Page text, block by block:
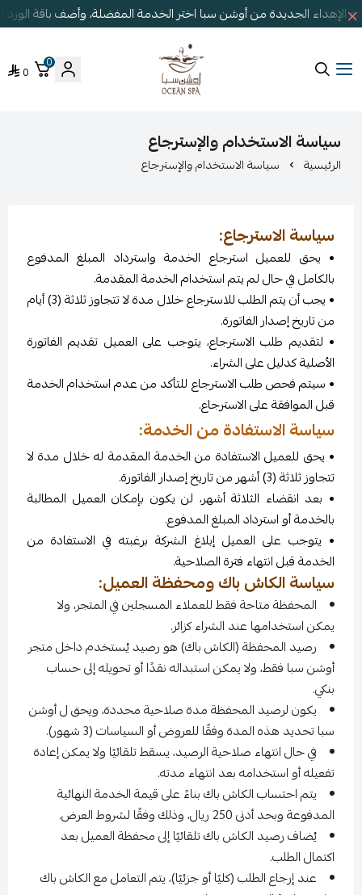
الإهداء الجديدة من أوشن سبا اختر الخدمة المفضلة، وأضف باقة
أوشن سبا
0
0
سياسة الاستخدام والإسترجاع
الرئيسية سياسة الاستخدام والإسترجاع
سياسة الاسترجاع:
• يحق للعميل استرجاع الخدمة واسترداد المبلغ المدفوع
بالكامل في حال لم يتم استخدام الخدمة المقدمة.
• يجب أن يتم الطلب للاسترجاع خلال مدة لا تتجاوز ثلاثة (3) أيام
من تاريخ إصدار الفاتورة.
• لتقديم طلب الاسترجاع، يتوجب على العميل تقديم الفاتورة
الأصلية كدليل على الشراء.
• سيتم فحص طلب الاسترجاع للتأكد من عدم استخدام الخدمة
قبل الموافقة على الاسترجاع.
سياسة الاستفادة من الخدمة:
• يحق للعميل الاستفادة من الخدمة المقدمة له خلال مدة لا
تتجاوز ثلاثة (3) أشهر من تاريخ إصدار الفاتورة.
• بعد انقضاء الثلاثة أشهر، لن يكون بإمكان العميل المطالبة
بالخدمة أو استرداد المبلغ المدفوع.
• يتوجب على العميل إبلاغ الشركة برغبته في الاستفادة من
الخدمة قبل انتهاء فترة الصلاحية.
سياسة الكاش باك ومحفظة العميل:
المحفظة متاحة فقط للعملاء المسجلين في المتجر، ولا
يمكن استخدامها عند الشراء كزائر.
رصيد المحفظة (الكاش باك) هو رصيد يُستخدم داخل متجر
أوشن سبا فقط، ولا يمكن استبداله نقدًا أو تحويله إلى حساب
بنكي.
يكون لرصيد المحفظة مدة صلاحية محددة، ويحق ل أوشن
سبا تحديد هذه المدة وفقًا للعروض أو السياسات (3 شهور).
في حال انتهاء صلاحية الرصيد، يسقط تلقائيًا ولا يمكن إعادة
تفعيله أو استخدامه بعد انتهاء مدته.
يتم احتساب الكاش باك بناءً على قيمة الخدمة النهائية
المدفوعة وبحد أدنى 250 ريال، وذلك وفقًا لشروط العرض.
يُضاف رصيد الكاش باك تلقائيًا إلى محفظة العميل بعد
اكتمال الطلب.
عند إرجاع الطلب (كليًا أو جزئيًا)، يتم التعامل مع الكاش باك